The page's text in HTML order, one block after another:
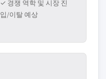
✓ 경쟁 역학 및 시장 진
입/이탈 예상